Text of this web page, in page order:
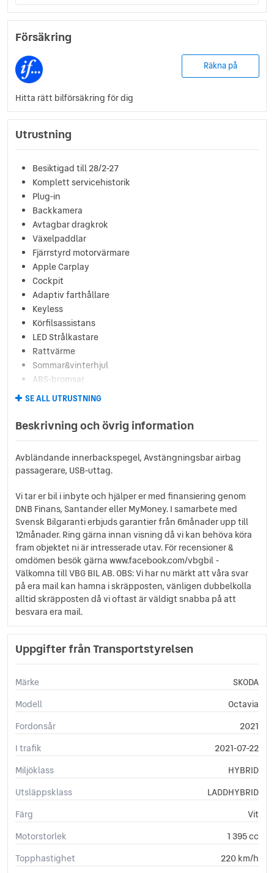
Försäkring
Räkna på
Hitta rätt bilförsäkring för dig
Utrustning
Besiktigad till 28/2-27
Komplett servicehistorik
Plug-in
Backkamera
Avtagbar dragkrok
Växelpaddlar
Fjärrstyrd motorvärmare
Apple Carplay
Cockpit
Adaptiv farthållare
Keyless
Körfilsassistans
LED Strålkastare
Rattvärme
Sommar&vinterhjul
ABS-bromsar
ACC
Airbag förare
Airbag passagerare fram
Antisladd
Avbländande sidospeglar
Backstartshjälp
Barnlås
Bluetooth
Centrallås (fjärrstyrt)
Delbart baksäte
Digitalradio (DAB)
Dimljus fram
Elhissar (fram och bak)
Elinfällbara sidospeglar
Eluppvärmda sidospeglar
Euro 6
Fällbara baksäten
ISOFIX-fästen fram
Ljussensor
Multifunktionsratt
Nödsamtal
Rails
Regnsensor
Sportratt
Sportstolar
Sätesvärme (fram)
Touch-/Pekskärm
SE ALL UTRUSTNING
Beskrivning och övrig information
Avbländande innerbackspegel, Avstängningsbar airbag
passagerare, USB-uttag.
Vi tar er bil i inbyte och hjälper er med finansiering genom
DNB Finans, Santander eller MyMoney. I samarbete med
Svensk Bilgaranti erbjuds garantier från 6månader upp till
12månader. Ring gärna innan visning då vi kan behöva köra
fram objektet ni är intresserade utav. För recensioner &
omdömen besök gärna www.facebook.com/vbgbil -
Välkomna till VBG BIL AB. OBS: Vi har nu märkt att våra svar
på era mail kan hamna i skräpposten, vänligen dubbelkolla
alltid skräpposten då vi oftast är väldigt snabba på att
besvara era mail.
Uppgifter från Transportstyrelsen
Märke
SKODA
Modell
Octavia
Fordonsår
2021
I trafik
2021-07-22
Miljöklass
HYBRID
Utsläppsklass
LADDHYBRID
Färg
Vit
Motorstorlek
1 395 cc
Topphastighet
220 km/h